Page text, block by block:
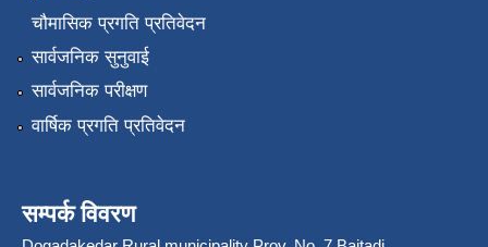
चौमासिक प्रगति प्रतिवेदन
सार्वजनिक सुनुवाई
सार्वजनिक परीक्षण
वार्षिक प्रगति प्रतिवेदन
सम्पर्क विवरण